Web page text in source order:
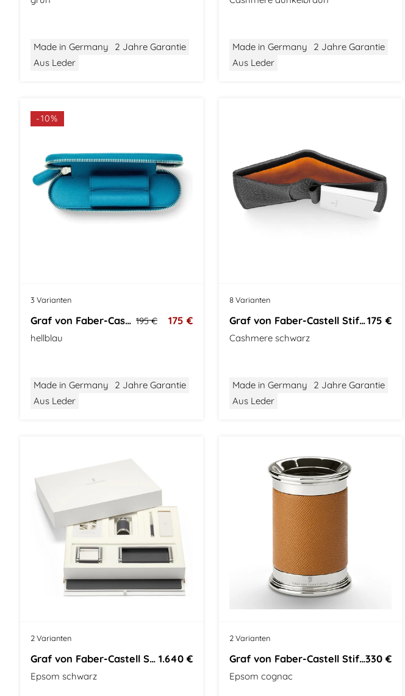
Made in Germany
2 Jahre Garantie
Aus Leder
Made in Germany
2 Jahre Garantie
Aus Leder
-10%
3 Varianten
Graf von Faber-Castell Stifteetui 195 € 175 €
hellblau
Made in Germany
2 Jahre Garantie
Aus Leder
8 Varianten
Graf von Faber-Castell Stifteetui175 €
Cashmere schwarz
Made in Germany
2 Jahre Garantie
Aus Leder
2 Varianten
Graf von Faber-Castell Schreibtischzubehörset`s 1.640 €
Epsom schwarz
2 Varianten
Graf von Faber-Castell Stiftehalter330 €
Epsom cognac